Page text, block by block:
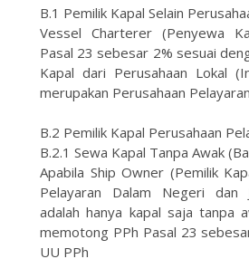
B.1 Pemilik Kapal Selain
Vessel Charterer (Penyewa
Pasal 23 sebesar 2% sesuai
Kapal dari Perusahaan Lokal
merupakan Perusahaan
B.2 Pemilik Kapal Perusahaan
B.2.1 Sewa Kapal Tanpa Awak
Apabila Ship Owner (Pemilik
Pelayaran Dalam Negeri dan
adalah hanya kapal saja tanpa
memotong PPh Pasal 23
UU PPh